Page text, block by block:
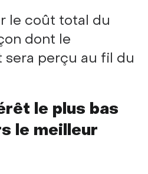
le coût total du
dont le
sera perçu au fil du
le plus bas
le meilleur